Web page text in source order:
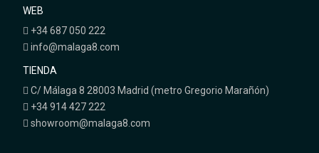
WEB
+34 687 050 222
info@malaga8.com
TIENDA
C/ Málaga 8 28003 Madrid (metro Gregorio Marañón)
+34 914 427 222
showroom@malaga8.com